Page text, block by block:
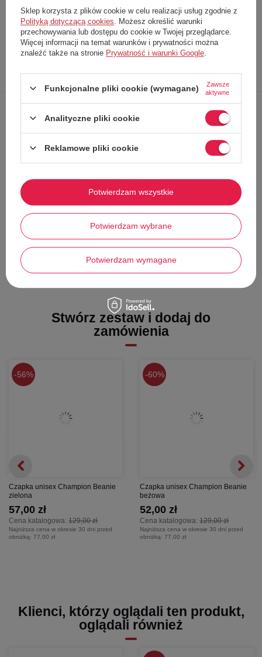
Producent
Brixton
Kod produktu
11073 Honey
swoją opinię
Kapelusz damski markiBrixton
Wykonany zmateriałów najwyższej jakości
Słomkowy
Z dużym rondem
Świetnieuzupełnienie stylizacji
Widoczne logo
Doskonała ochronaprzed promieniami słonecznymi
Idealna propozycja na gorące dni!
Stwórz zestaw i dodaj do
zamówienia
56%
Czapka unisex Champion Beanie
zielona
Cena katalogowa: 129,00 zł
57,00 zł
Najniższa cena w okresie 30 dni przed
obniżką: 77,00 zł
60%
Czapka unisex Champion Beanie
beżowa
Cena katalogowa: 129,00 zł
52,00 zł
Najniższa cena w okresie 30 dni przed
obniżką: 77,00 zł
Klienci, którzy oglądali ten produkt,
oglądali również
Sklep korzysta z plików cookie w celu realizacji usług zgodnie z
Polityką dotyczącą cookies . Możesz określić warunki
przechowywania lub dostępu do cookie w Twojej przeglądarce.
Więcej informacji na temat warunków i prywatności można
znaleźć także na stronie Prywatność i warunki Google
Funkcjonalne pliki cookie (wymagane)
Zawsze
aktywne
Analityczne pliki cookie
Reklamowe pliki cookie
Potwierdzam wybrane
Potwierdzam wymagane
Potwierdzam wszystkie